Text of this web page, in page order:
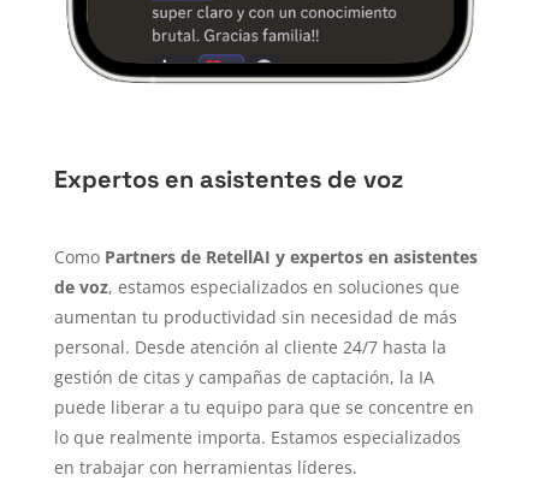
Expertos en asistentes de voz
Como Partners de RetellAI y expertos en asistentes
de voz, estamos especializados en soluciones que
aumentan tu productividad sin necesidad de más
personal. Desde atención al cliente 24/7 hasta la
gestión de citas y campañas de captación, la IA
puede liberar a tu equipo para que se concentre en
lo que realmente importa. Estamos especializados
en trabajar con herramientas líderes.